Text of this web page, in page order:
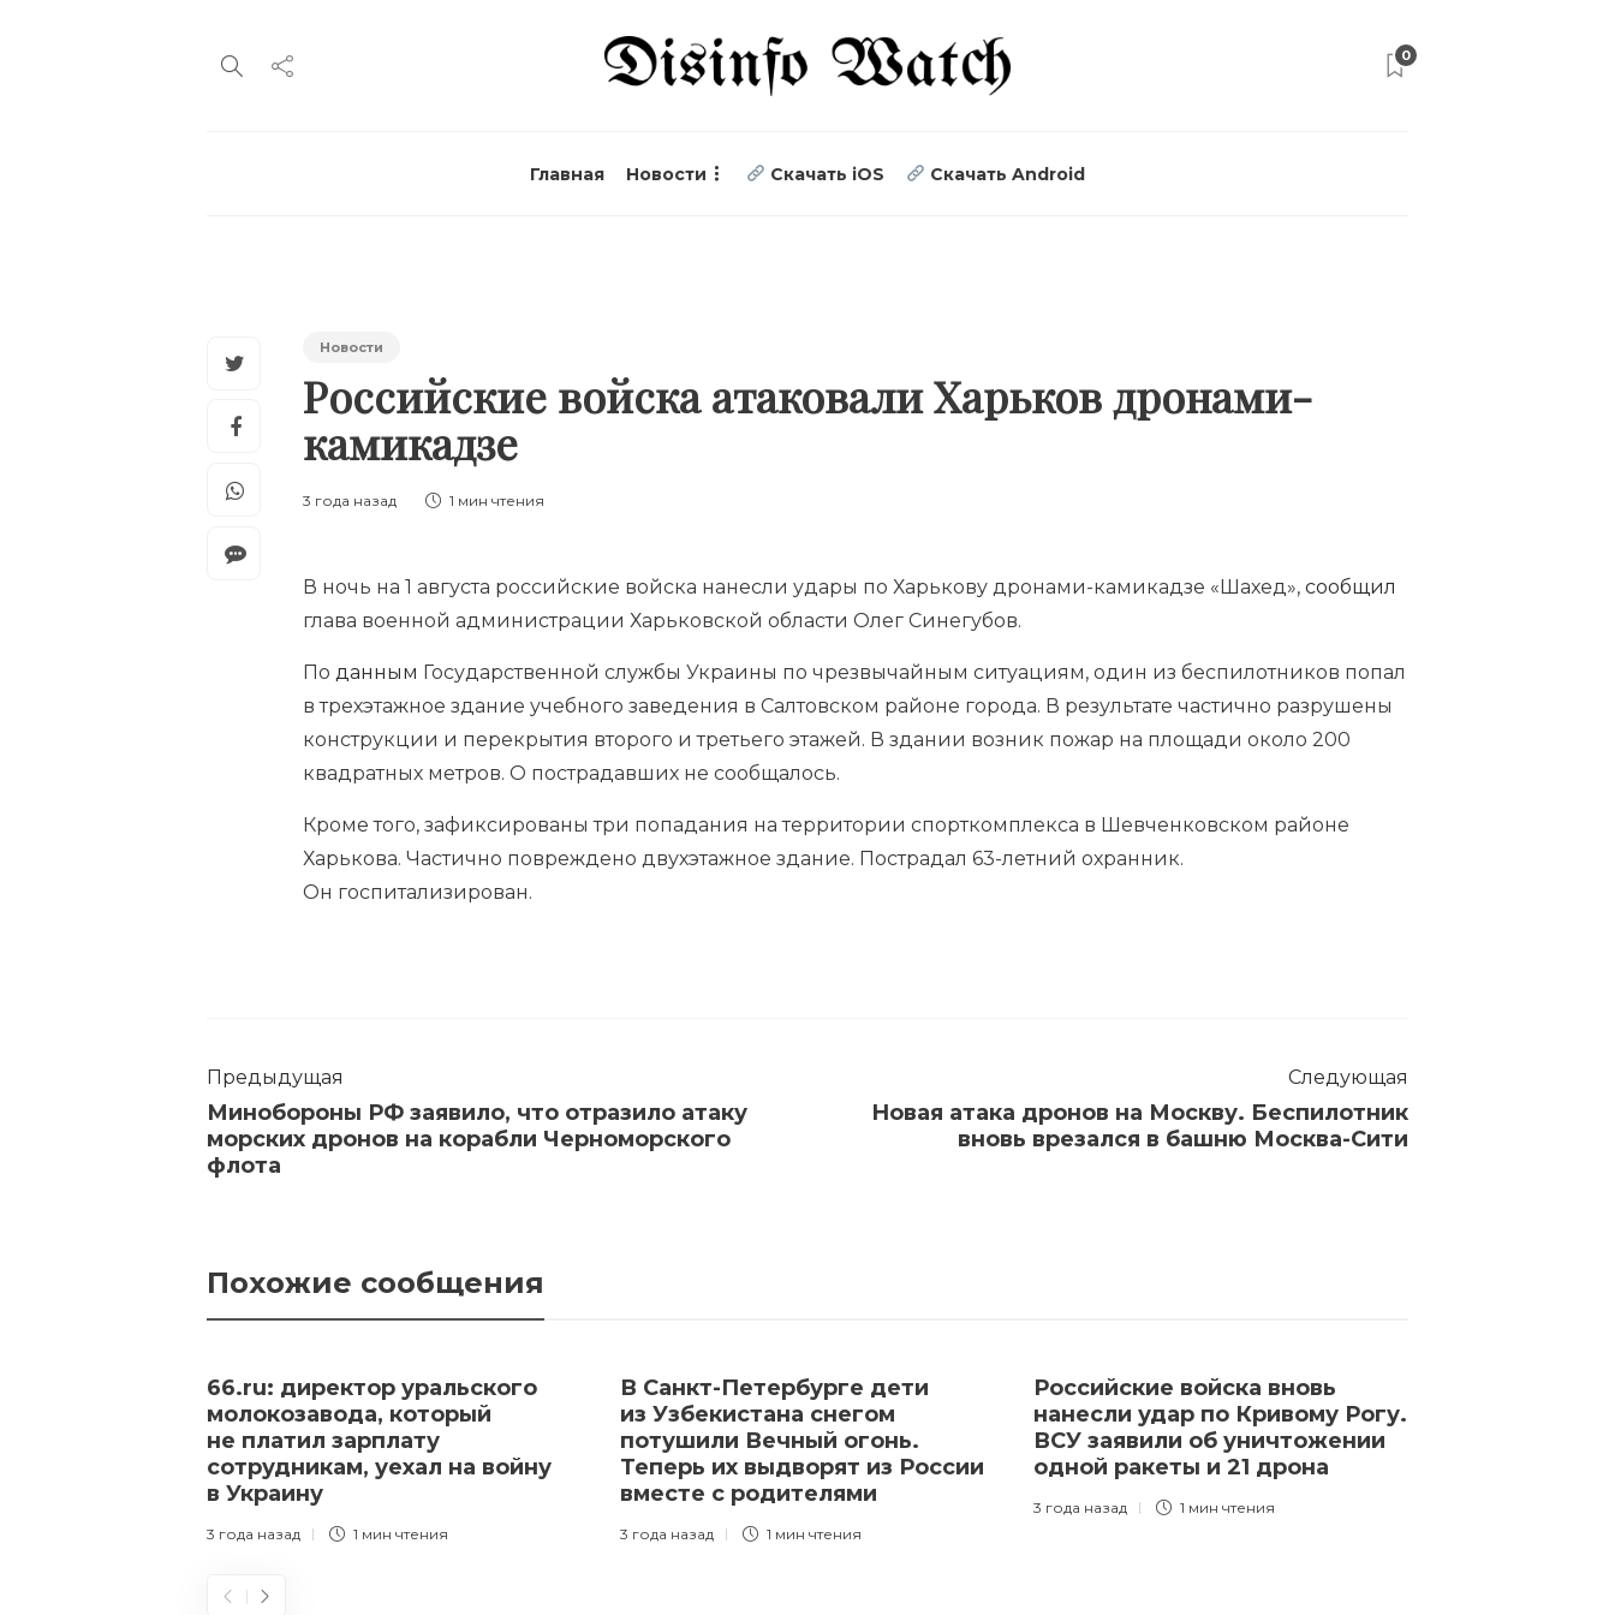
0
Главная Новости Скачать iOS Скачать Android
Новости
Российские войска атаковали Харьков дронами-
камикадзе
3 года назад 1 мин чтения
В ночь на 1 августа российские войска нанесли удары по Харькову дронами-камикадзе «Шахед», сообщил
глава военной администрации Харьковской области Олег Синегубов.
По данным Государственной службы Украины по чрезвычайным ситуациям, один из беспилотников попал
в трехэтажное здание учебного заведения в Салтовском районе города. В результате частично разрушены
конструкции и перекрытия второго и третьего этажей. В здании возник пожар на площади около 200
квадратных метров. О пострадавших не сообщалось.
Кроме того, зафиксированы три попадания на территории спорткомплекса в Шевченковском районе
Харькова. Частично повреждено двухэтажное здание. Пострадал 63-летний охранник.
Он госпитализирован.
Предыдущая
Минобороны РФ заявило, что отразило атаку
морских дронов на корабли Черноморского
флота
Следующая
Новая атака дронов на Москву. Беспилотник
вновь врезался в башню Москва-Сити
Похожие сообщения
66.ru: директор уральского
молокозавода, который
не платил зарплату
сотрудникам, уехал на войну
в Украину
3 года назад 1 мин чтения
В Санкт-Петербурге дети
из Узбекистана снегом
потушили Вечный огонь.
Теперь их выдворят из России
вместе с родителями
3 года назад 1 мин чтения
Российские войска вновь
нанесли удар по Кривому Рогу.
ВСУ заявили об уничтожении
одной ракеты и 21 дрона
3 года назад 1 мин чтения